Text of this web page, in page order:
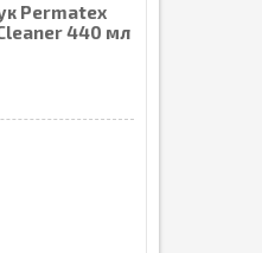
Permatex
440 мл